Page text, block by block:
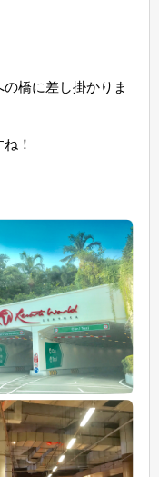
の橋に差し掛かりま
！